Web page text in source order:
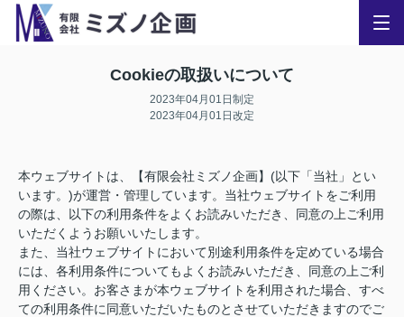
Cookieの取扱いについて
2023年04月01日制定
2023年04月01日改定
本ウェブサイトは、【有限会社ミズノ企画】(以下「当社」とい
います。)が運営・管理しています。当社ウェブサイトをご利用
の際は、以下の利用条件をよくお読みいただき、同意の上ご利用
いただくようお願いいたします。
また、当社ウェブサイトにおいて別途利用条件を定めている場合
には、各利用条件についてもよくお読みいただき、同意の上ご利
用ください。お客さまが本ウェブサイトを利用された場合、すべ
ての利用条件に同意いただいたものとさせていただきますのでご